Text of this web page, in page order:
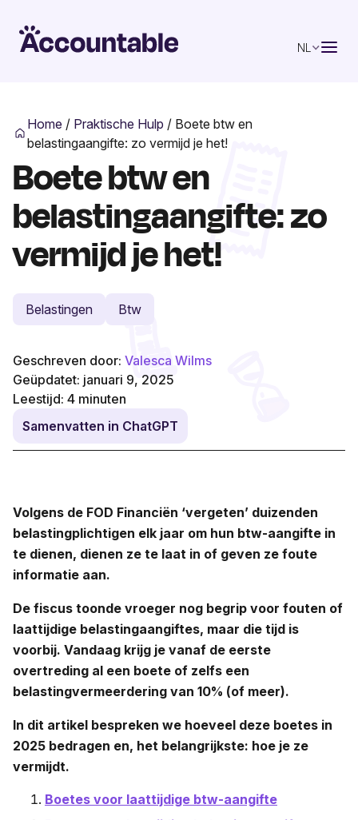
NL
Home / Praktische Hulp / Boete btw en
belastingaangifte: zo vermijd je het!
Boete btw en
belastingaangifte: zo
vermijd je het!
Belastingen Btw
Geschreven door: Valesca Wilms
Geüpdatet: januari 9, 2025
Leestijd: 4 minuten
Samenvatten in ChatGPT
Volgens de FOD Financiën ‘vergeten’ duizenden
belastingplichtigen elk jaar om hun btw-aangifte in
te dienen, dienen ze te laat in of geven ze foute
informatie aan.
De fiscus toonde vroeger nog begrip voor fouten of
laattijdige belastingaangiftes, maar die tijd is
voorbij. Vandaag krijg je vanaf de eerste
overtreding al een boete of zelfs een
belastingvermeerdering van 10% (of meer).
In dit artikel bespreken we hoeveel deze boetes in
2025 bedragen en, het belangrijkste: hoe je ze
vermijdt.
Boetes voor laattijdige btw-aangifte